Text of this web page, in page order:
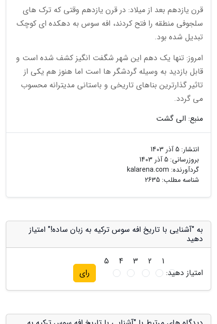
قرن یازدهم بعد از میلاد: در قرن یازدهم وقتی که ترک های
سلجوفی منطقه را فتح کردند، افه سوس به دهکده ای کوچک
تبدیل شده بود.
امروز: تنها یک دهم این شهر شگفت انگیز کشف شده است و
قابل بازدید به وسیله گردشگر ها است اما هنوز هم یکی از
تاثیر گذارترین بناهای تاریخی و باستانی مدیترانه محسوب
می گردد.
منبع: الی گشت
انتشار: 5 آذر 1403
بروزرسانی: 5 آذر 1403
گردآورنده: kalarena.com
شناسه مطلب: 2635
به "آشنایی با تاریخ افه سوس ترکیه به زبان ساده!" امتیاز
دهید
امتیاز دهید:
1
2
3
4
5
رای